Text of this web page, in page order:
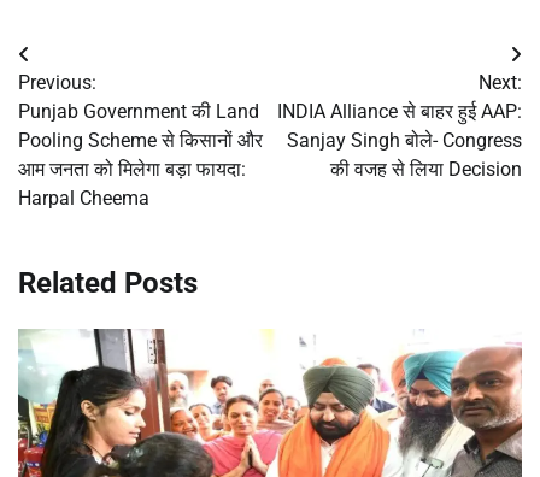
Post
navigation
Previous:
Punjab Government की Land
Pooling Scheme से किसानों और
आम जनता को मिलेगा बड़ा फायदा:
Harpal Cheema
Next:
INDIA Alliance से बाहर हुई AAP:
Sanjay Singh बोले- Congress
की वजह से लिया Decision
Related Posts